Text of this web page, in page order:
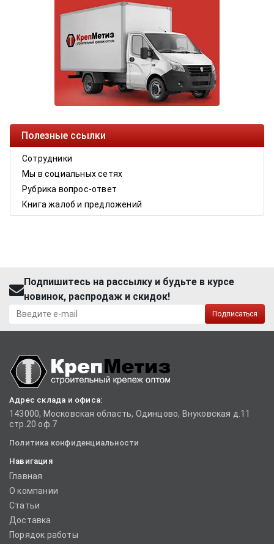
Полезные ссылки
Сотрудники
Мы в социальных сетях
Рубрика вопрос-ответ
Книга жалоб и предложений
Подпишитесь на рассылку и будьте в курсе
новинок, распродаж и скидок!
Подписаться
Адрес склада и офиса:
143000, Московская область, Одинцово, Внуковская д.11
стр.20 оф.7
Политика конфиденциальности
Навигация
Главная
О компании
Статьи
Доставка
Порядок работы